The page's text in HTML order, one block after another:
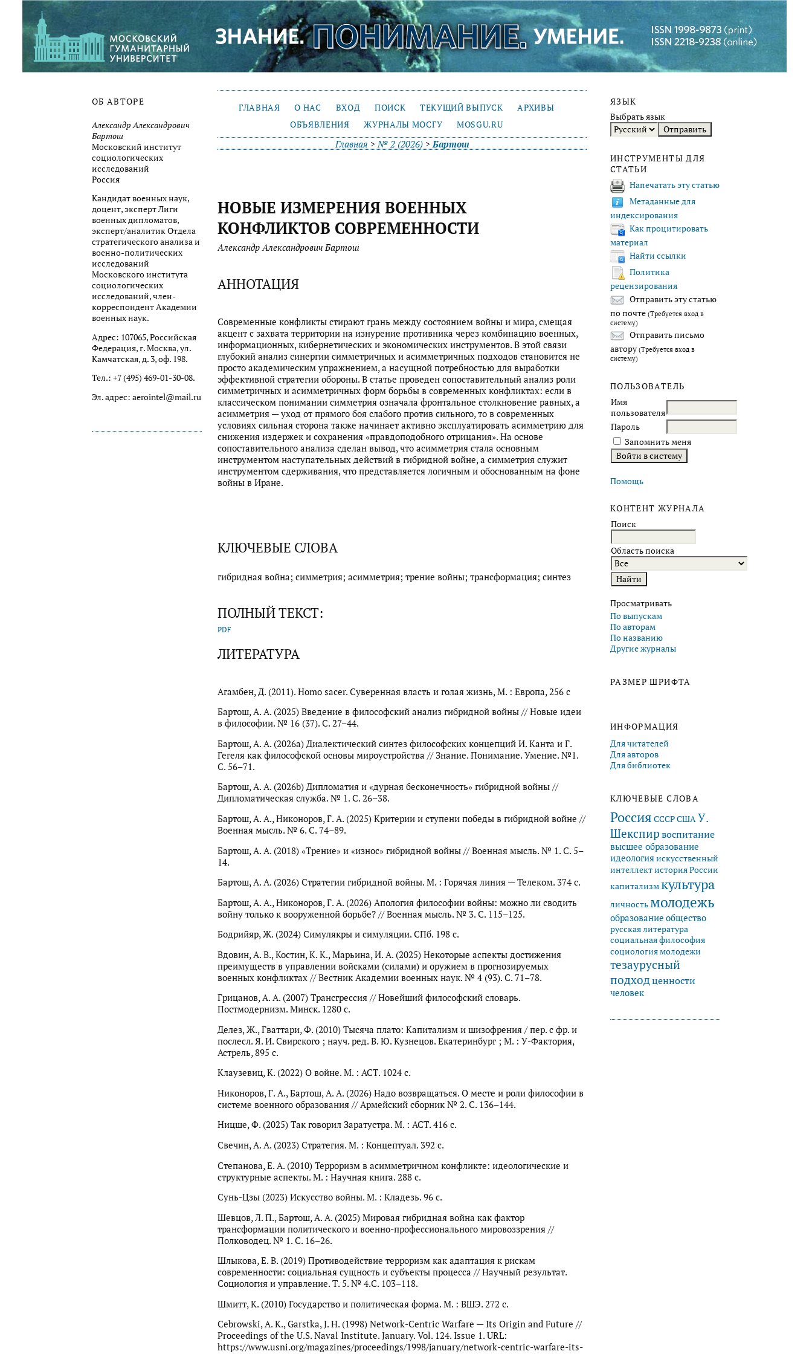
ОБ АВТОРЕ
Александр Александрович
Бартош
Московский институт
социологических
исследований
Россия
Кандидат военных наук,
доцент, эксперт Лиги
военных дипломатов,
эксперт/аналитик Отдела
стратегического анализа и
военно-политических
исследований
Московского института
социологических
исследований, член-
корреспондент Академии
военных наук.
Адрес: 107065, Российская
Федерация, г. Москва, ул.
Камчатская, д. 3, оф. 198.
Тел.: +7 (495) 469-01-30-08.
Эл. адрес: aerointel@mail.ru
ЯЗЫК
Выбрать язык
ИНСТРУМЕНТЫ ДЛЯ
СТАТЬИ
Напечатать эту статью
Метаданные для
индексирования
Как процитировать
материал
Найти ссылки
Политика
рецензирования
Отправить эту статью
по почте (Требуется вход в
систему)
Отправить письмо
автору (Требуется вход в
систему)
ПОЛЬЗОВАТЕЛЬ
Имя
пользователя
Пароль
Запомнить меня
Помощь
КОНТЕНТ ЖУРНАЛА
Поиск
Область поиска
Просматривать
По выпускам
По авторам
По названию
Другие журналы
РАЗМЕР ШРИФТА
ИНФОРМАЦИЯ
Для читателей
Для авторов
Для библиотек
КЛЮЧЕВЫЕ СЛОВА
Россия СССРСШАУ.
Шекспир воспитание
высшее образование
идеологияискусственный
интеллектистория России
капитализм культура
личностьмолодежь
образование общество
русская литература
социальная философия
социология молодежи
тезаурусный
подходценности
человек
ГЛАВНАЯ О НАС ВХОД ПОИСК ТЕКУЩИЙ ВЫПУСК
АРХИВЫ
ОБЪЯВЛЕНИЯ
ЖУРНАЛЫ МОСГУ MOSGU.RU
Главная >№ 2 (2026)>Бартош
НОВЫЕ ИЗМЕРЕНИЯ ВОЕННЫХ
КОНФЛИКТОВ СОВРЕМЕННОСТИ
Александр Александрович Бартош
АННОТАЦИЯ
Современные конфликты стирают грань между состоянием войны и мира, смещая
акцент с захвата территории на изнурение противника через комбинацию военных,
информационных, кибернетических и экономических инструментов. В этой связи
глубокий анализ синергии симметричных и асимметричных подходов становится не
просто академическим упражнением, а насущной потребностью для выработки
эффективной стратегии обороны. В статье проведен сопоставительный анализ роли
симметричных и асимметричных форм борьбы в современных конфликтах: если в
классическом понимании симметрия означала фронтальное столкновение равных, а
асимметрия — уход от прямого боя слабого против сильного, то в современных
условиях сильная сторона также начинает активно эксплуатировать асимметрию для
снижения издержек и сохранения «правдоподобного отрицания». На основе
сопоставительного анализа сделан вывод, что асимметрия стала основным
инструментом наступательных действий в гибридной войне, а симметрия служит
инструментом сдерживания, что представляется логичным и обоснованным на фоне
войны в Иране.
КЛЮЧЕВЫЕ СЛОВА
гибридная война; симметрия; асимметрия; трение войны; трансформация; синтез
ПОЛНЫЙ ТЕКСТ:
PDF
ЛИТЕРАТУРА
Агамбен, Д. (2011). Homo sacer. Суверенная власть и голая жизнь, М. : Европа, 256 с
Бартош, А. А. (2025) Введение в философский анализ гибридной войны // Новые идеи
в философии. № 16 (37). С. 27–44.
Бартош, А. А. (2026a) Диалектический синтез философских концепций И. Канта и Г.
Гегеля как философской основы мироустройства // Знание. Понимание. Умение. №1.
С. 56–71.
Бартош, А. А. (2026b) Дипломатия и «дурная бесконечность» гибридной войны //
Дипломатическая служба. № 1. С. 26–38.
Бартош, А. А., Никоноров, Г. А. (2025) Критерии и ступени победы в гибридной войне //
Военная мысль. № 6. С. 74–89.
Бартош, А. А. (2018) «Трение» и «износ» гибридной войны // Военная мысль. № 1. С. 5–
14.
Бартош, А. А. (2026) Стратегии гибридной войны. М. : Горячая линия — Телеком. 374 с.
Бартош, А. А., Никоноров, Г. А. (2026) Апология философии войны: можно ли сводить
войну только к вооруженной борьбе? // Военная мысль. № 3. С. 115–125.
Бодрийяр, Ж. (2024) Симулякры и симуляции. СПб. 198 с.
Вдовин, А. В., Костин, К. К., Марьина, И. А. (2025) Некоторые аспекты достижения
преимуществ в управлении войсками (силами) и оружием в прогнозируемых
военных конфликтах // Вестник Академии военных наук. № 4 (93). С. 71–78.
Грицанов, А. А. (2007) Трансгрессия // Новейший философский словарь.
Постмодернизм. Минск. 1280 с.
Делез, Ж., Гваттари, Ф. (2010) Тысяча плато: Капитализм и шизофрения / пер. с фр. и
послесл. Я. И. Свирского ; науч. ред. В. Ю. Кузнецов. Екатеринбург ; М. : У-Фактория,
Астрель, 895 с.
Клаузевиц, К. (2022) О войне. М. : АСТ. 1024 с.
Никоноров, Г. А., Бартош, А. А. (2026) Надо возвращаться. О месте и роли философии в
системе военного образования // Армейский сборник № 2. С. 136–144.
Ницше, Ф. (2025) Так говорил Заратустра. М. : АСТ. 416 с.
Свечин, А. А. (2023) Стратегия. М. : Концептуал. 392 с.
Степанова, Е. А. (2010) Терроризм в асимметричном конфликте: идеологические и
структурные аспекты. М. : Научная книга. 288 с.
Сунь-Цзы (2023) Искусство войны. М. : Кладезь. 96 с.
Шевцов, Л. П., Бартош, А. А. (2025) Мировая гибридная война как фактор
трансформации политического и военно-профессионального мировоззрения //
Полководец. № 1. С. 16–26.
Шлыкова, Е. В. (2019) Противодействие терроризм как адаптация к рискам
современности: социальная сущность и субъекты процесса // Научный результат.
Социология и управление. Т. 5. № 4.С. 103–118.
Шмитт, К. (2010) Государство и политическая форма. М. : ВШЭ. 272 с.
Cebrowski, A. K., Garstka, J. H. (1998) Network-Centric Warfare — Its Origin and Future //
Proceedings of the U.S. Naval Institute. January. Vol. 124. Issue 1. URL:
https://www.usni.org/magazines/proceedings/1998/january/network-centric-warfare-its-